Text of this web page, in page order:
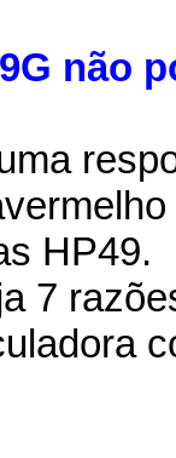
não
HP49.
7